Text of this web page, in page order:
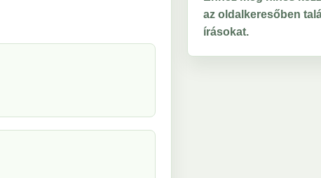
az oldalkeresőben
írásokat.